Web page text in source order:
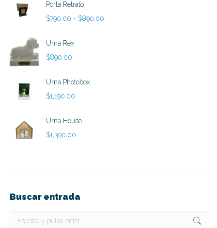
Porta Retrato
$790.00 - $890.00
Urna Rex
$890.00
Urna Photobox
$1,190.00
Urna House
$1,390.00
Buscar entrada
Buscar: